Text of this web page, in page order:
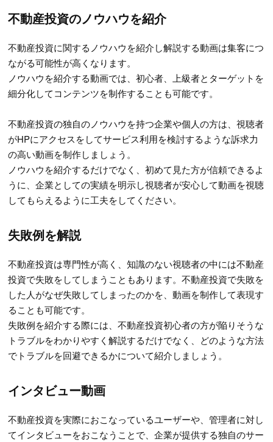
不動産投資のノウハウを紹介
不動産投資に関するノウハウを紹介し解説する動画は集客につ
ながる可能性が高くなります。
ノウハウを紹介する動画では、初心者、上級者とターゲットを
細分化してコンテンツを制作することも可能です。
不動産投資の独自のノウハウを持つ企業や個人の方は、視聴者
がHPにアクセスをしてサービス利用を検討するような訴求力
の高い動画を制作しましょう。
ノウハウを紹介するだけでなく、初めて見た方が信頼できるよ
うに、企業としての実績を明示し視聴者が安心して動画を視聴
してもらえるように工夫をしてください。
失敗例を解説
不動産投資は専門性が高く、知識のない視聴者の中には不動産
投資で失敗をしてしまうこともあります。不動産投資で失敗を
した人がなぜ失敗してしまったのかを、動画を制作して表現す
ることも可能です。
失敗例を紹介する際には、不動産投資初心者の方が陥りそうな
トラブルをわかりやすく解説するだけでなく、どのような方法
でトラブルを回避できるかについて紹介しましょう。
インタビュー動画
不動産投資を実際におこなっているユーザーや、管理者に対し
てインタビューをおこなうことで、企業が提供する独自のサー